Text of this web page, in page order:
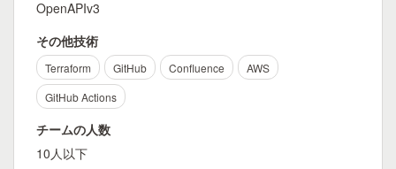
OpenAPIv3
その他技術
Terraform GitHub Confluence
AWS
GitHub Actions
チームの人数
10人以下